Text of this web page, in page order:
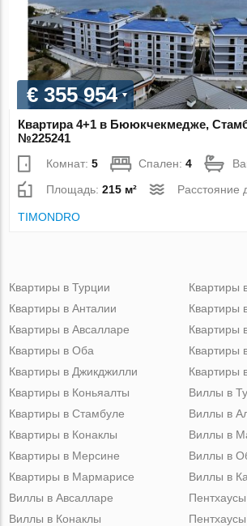
€ 355 954
Квартира 4+1 в Бююкчекмедже,
№225241
Комнат:5 Спален:4
Площадь:215 м² Расстояние
TIMONDRO
Квартиры в Турции
Квартиры в Анталии
Квартиры в Авсалларе
Квартиры в Оба
Квартиры в Джикджилли
Квартиры
Квартиры
Квартиры
Квартиры
Квартиры
Квартиры в Коньяалты
Квартиры в Стамбуле
Квартиры в Конаклы
Квартиры в Мерсине
Квартиры в Мармарисе
Виллы в
Виллы в
Виллы в
Виллы в
Виллы в
Виллы в Авсалларе
Виллы в Конаклы